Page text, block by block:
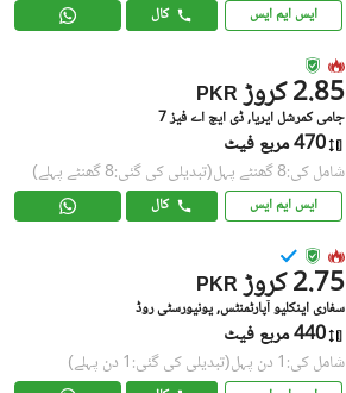
ایس ایم ایس کال
PKR 2.85 کروڑ
جامی کمرشل ایریا, ڈی ایچ اے فیز 7
470 مربع فیٹ
شامل کی:8 گھنٹے پہل (تبدیلی کی گئی:8 گھنٹے پہلے)
ایس ایم ایس کال
PKR 2.75 کروڑ
سفاری اینکلیو آپارٹمنٹس, یونیورسٹی روڈ
440 مربع فیٹ
شامل کی:1 دن پہل (تبدیلی کی گئی:1 دن پہلے)